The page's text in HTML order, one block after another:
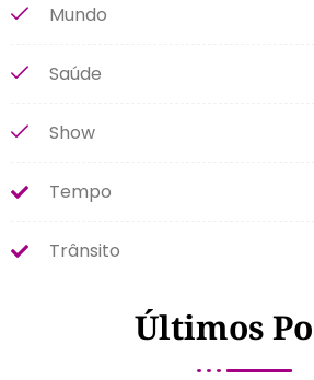
Mundo
Saúde
Show
Tempo
Trânsito
Últimos